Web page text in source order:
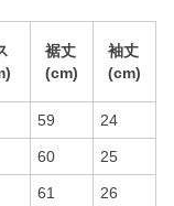
裾丈
(cm)
袖丈
(cm)
59 24
60 25
61 26